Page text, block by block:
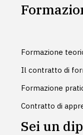
Formazione
Il contratto di
Formazione
Contratto di
Sei un